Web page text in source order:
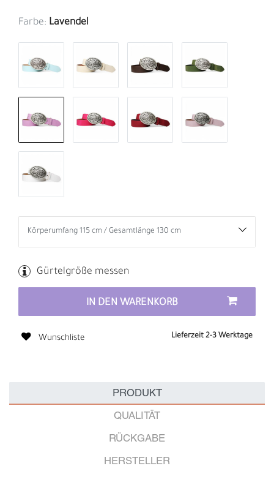
Farbe: Lavendel
Gürtelgröße messen
IN DEN WARENKORB
Wunschliste Lieferzeit 2-3 Werktage
PRODUKT
QUALITÄT
RÜCKGABE
HERSTELLER